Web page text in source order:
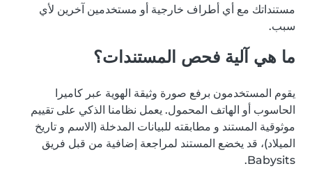
مستنداتك مع أي أطراف خارجية أو مستخدمين آخرين لأي
سبب.
ما هي آلية فحص المستندات؟
يقوم المستخدمون برفع صورة وثيقة الهوية عبر كاميرا
الحاسوب أو الهاتف المحمول. يعمل نظامنا الذكي على تقييم
موثوقية المستند و مطابقته للبيانات المدخلة (الاسم و تاريخ
الميلاد)، قد يخضع المستند لمراجعة إضافية من قبل فريق
Babysits.